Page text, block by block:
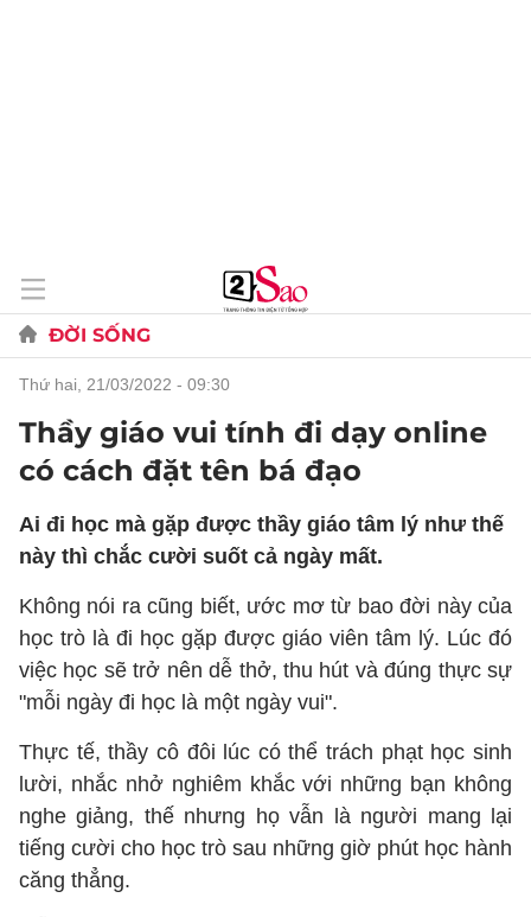
ĐỜI SỐNG
thứ hai, 21/03/2022 - 09:30
Thầy giáo vui tính đi dạy online
có cách đặt tên bá đạo
Ai đi học mà gặp được thầy giáo tâm lý như thế
này thì chắc cười suốt cả ngày mất.
Không nói ra cũng biết, ước mơ từ bao đời này của
học trò là đi học gặp được giáo viên tâm lý. Lúc đó
việc học sẽ trở nên dễ thở, thu hút và đúng thực sự
"mỗi ngày đi học là một ngày vui".
Thực tế, thầy cô đôi lúc có thể trách phạt học sinh
lười, nhắc nhở nghiêm khắc với những bạn không
nghe giảng, thế nhưng họ vẫn là người mang lại
tiếng cười cho học trò sau những giờ phút học hành
căng thẳng.